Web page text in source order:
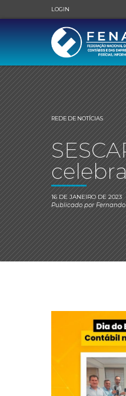
LOGIN
REDE DE NOTÍCIAS
16 DE JANEIRO DE 2023
Publicado por